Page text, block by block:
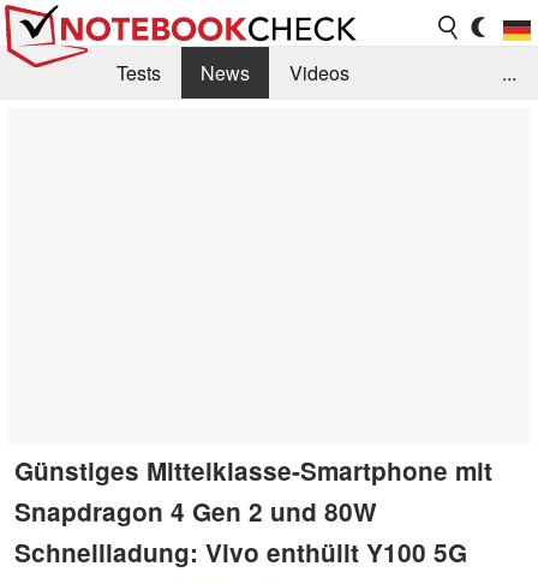
Tests News
Videos
...
Günstiges Mittelklasse-Smartphone mit
Snapdragon 4 Gen 2 und 80W
Schnellladung: Vivo enthüllt Y100 5G